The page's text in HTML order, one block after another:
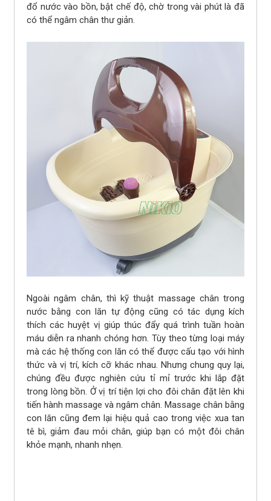
đổ nước vào bồn, bật chế độ, chờ trong vài phút là đã
có thể ngâm chân thư giản.
Ngoài ngâm chân, thì kỹ thuật massage chân trong
nước bằng con lăn tự động cũng có tác dụng kích
thích các huyệt vị giúp thúc đẩy quá trình tuần hoàn
máu diễn ra nhanh chóng hơn. Tùy theo từng loại máy
mà các hệ thống con lăn có thể được cấu tạo với hình
thức và vị trí, kích cỡ khác nhau. Nhưng chung quy lại,
chúng đều được nghiên cứu tỉ mỉ trước khi lắp đặt
trong lòng bồn. Ở vị trí tiện lợi cho đôi chân đặt lên khi
tiến hành massage và ngâm chân. Massage chân bằng
con lăn cũng đem lại hiệu quả cao trong việc xua tan
tê bì, giảm đau mỏi chân, giúp bạn có một đôi chân
khỏe mạnh, nhanh nhẹn.